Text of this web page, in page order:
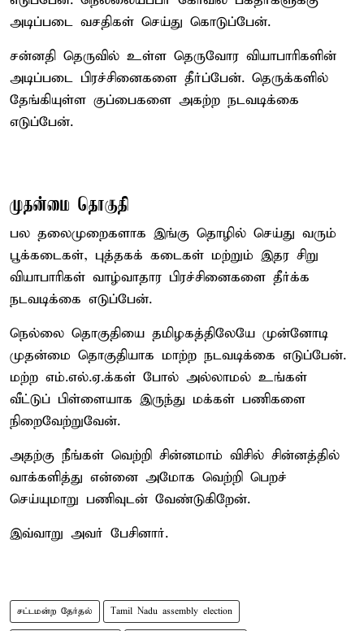
அடிப்படை வசதிகள் செய்து கொடுப்பேன்.
சன்னதி தெருவில் உள்ள தெருவோர வியாபாரிகளின்
அடிப்படை பிரச்சினைகளை தீர்ப்பேன். தெருக்களில்
தேங்கியுள்ள குப்பைகளை அகற்ற நடவடிக்கை
எடுப்பேன்.
முதன்மை தொகுதி
பல தலைமுறைகளாக இங்கு தொழில் செய்து வரும்
பூக்கடைகள், புத்தகக் கடைகள் மற்றும் இதர சிறு
வியாபாரிகள் வாழ்வாதார பிரச்சினைகளை தீர்க்க
நடவடிக்கை எடுப்பேன்.
நெல்லை தொகுதியை தமிழகத்திலேயே முன்னோடி
முதன்மை தொகுதியாக மாற்ற நடவடிக்கை எடுப்பேன்.
மற்ற எம்.எல்.ஏ.க்கள் போல் அல்லாமல் உங்கள்
வீட்டுப் பிள்ளையாக இருந்து மக்கள் பணிகளை
நிறைவேற்றுவேன்.
அதற்கு நீங்கள் வெற்றி சின்னமாம் விசில் சின்னத்தில்
வாக்களித்து என்னை அமோக வெற்றி பெறச்
செய்யுமாறு பணிவுடன் வேண்டுகிறேன்.
இவ்வாறு அவர் பேசினார்.
சட்டமன்ற தேர்தல் Tamil Nadu assembly election